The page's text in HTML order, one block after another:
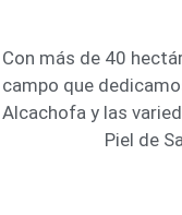
Con más de 40
campo que
Alcachofa y las
Piel de